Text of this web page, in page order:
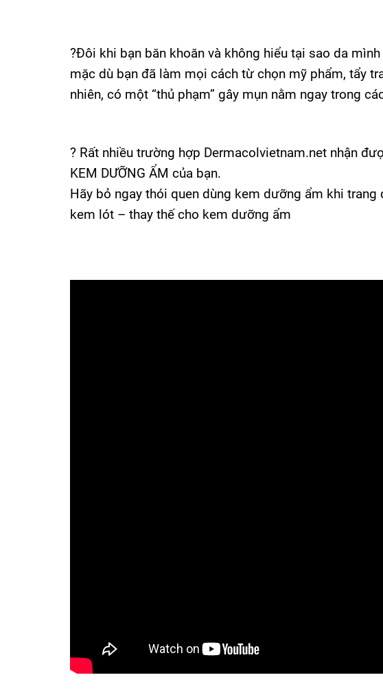
?Đôi khi bạn băn khoăn và không hiểu tại sao da
mặc dù bạn đã làm mọi cách từ chọn mỹ phẩm, tẩy
nhiên, có một “thủ phạm” gây mụn nằm ngay trong
? Rất nhiều trường hợp Dermacolvietnam.net nhận
KEM DƯỠNG ẨM của bạn.
Hãy bỏ ngay thói quen dùng kem dưỡng ẩm khi
kem lót – thay thế cho kem dưỡng ẩm